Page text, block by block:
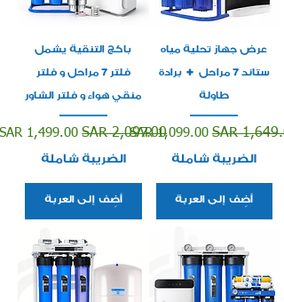
عرض جهاز تحلية مياه
ستاند 7 مراحل + برادة
طاولة
عادي SAR سعر البيع
SAR 1,099.00
الضريبة شاملة
أضِف إلى العربة
باكج التنقية يشمل
فلتر 7 مراحل و فلتر
منقي هواء و فلتر الشاور
سعر عادي
SAR 2,097.00 سعر البيع
SAR 1,499.00
الضريبة شاملة
أضِف إلى العربة